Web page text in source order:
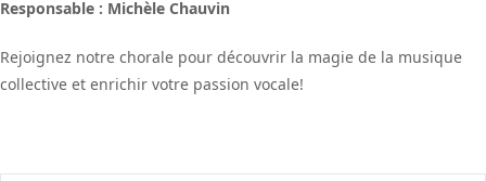
Responsable : Michèle Chauvin
Rejoignez notre chorale pour découvrir la magie de la musique
collective et enrichir votre passion vocale!